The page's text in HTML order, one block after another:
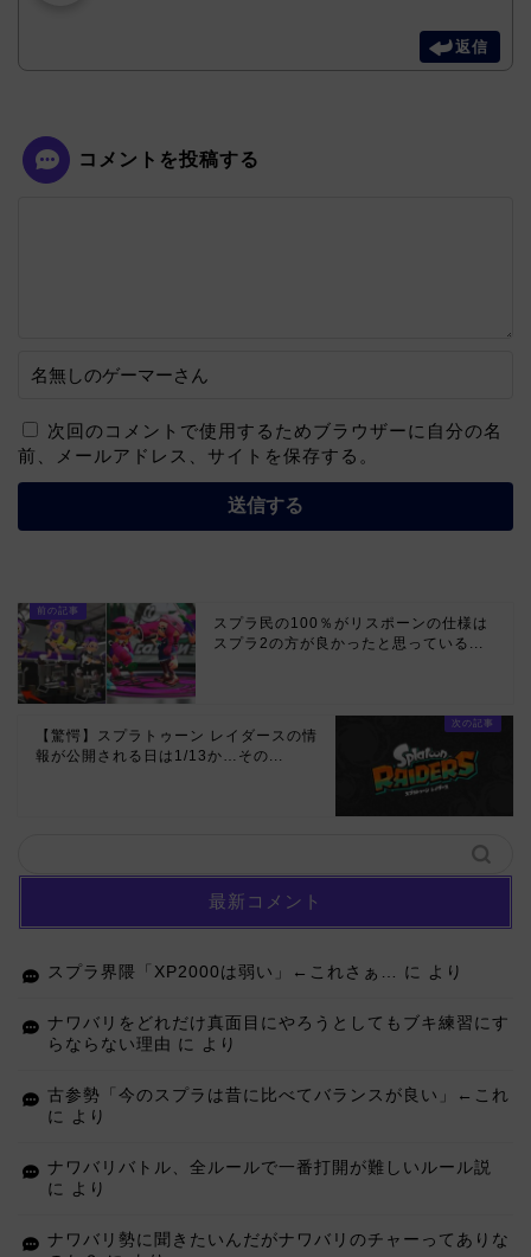
返信
コメントを投稿する
次回のコメントで使用するためブラウザーに自分の名
前、メールアドレス、サイトを保存する。
スプラ民の100％がリスポーンの仕様は
スプラ2の方が良かったと思っている...
【驚愕】スプラトゥーン レイダースの情
報が公開される日は1/13か…その...
最新コメント
スプラ界隈「XP2000は弱い」←これさぁ… に より
ナワバリをどれだけ真面目にやろうとしてもブキ練習にす
らならない理由 に より
古参勢「今のスプラは昔に比べてバランスが良い」←これ
に
より
ナワバリバトル、全ルールで一番打開が難しいルール説
に
より
ナワバリ勢に聞きたいんだがナワバリのチャーってありな